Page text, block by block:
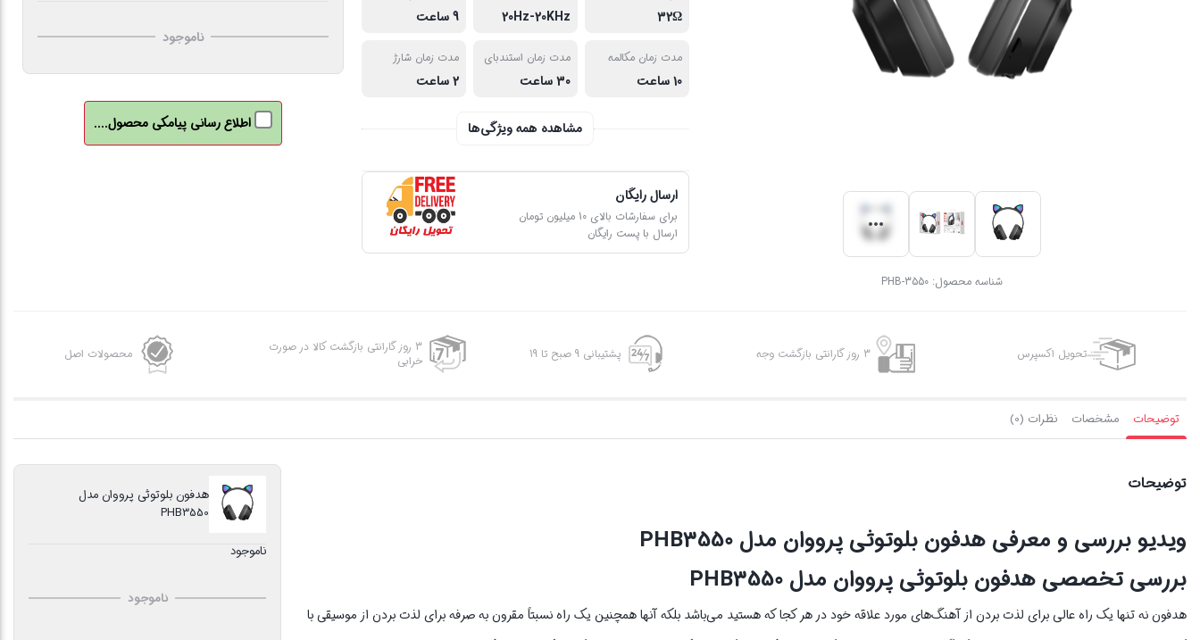
شناسه محصول: PHB-3550
32Ω
20Hz-20KHz 9 ساعت
مدت زمان مکالمه
10 ساعت
مدت زمان استندبای
30 ساعت
مدت زمان شارژ
2 ساعت
مشاهده همه ویژگی‌ها
ارسال رایگان
برای سفارشات بالای 10 میلیون تومان
ارسال با پست رایگان
ناموجود
اطلاع رسانی پیامکی محصول....
تحویل اکسپرس 3 روز گارانتی بازگشت وجه پشتیبانی 9 صبح تا 19
3 روز گارانتی بازگشت کالا در صورت
خرابی
محصولات اصل
توضیحات مشخصات نظرات (0)
توضیحات
ویدیو بررسی و معرفی هدفون بلوتوثی پرووان مدل PHB3550
بررسی تخصصی هدفون بلوتوثی پرووان مدل PHB3550
هدفون نه تنها یک راه عالی برای لذت بردن از آهنگ‌های مورد علاقه خود در هر کجا که هستید می‌باشد بلکه آنها همچنین یک راه نسبتاً مقرون به صرفه برای لذت بردن از موسیقی با
هدفون بلوتوثی پرووان مدل
PHB3550
ناموجود
ناموجود